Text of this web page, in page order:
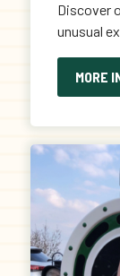
Discover
unusual
MORE